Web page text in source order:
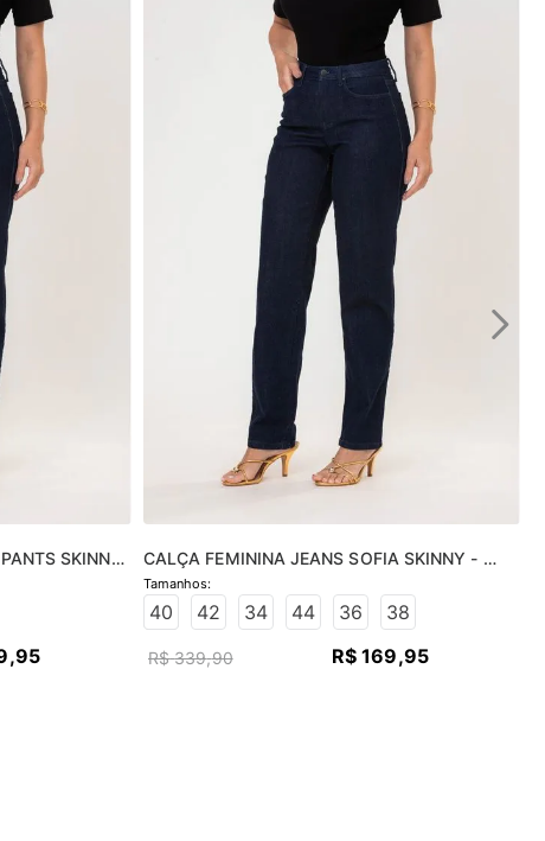
SKINNY
,95
CALÇA FEMININA JEANS SOFIA SKINNY -
JEANS ESCURO
40 42 34 44 36 38
R$ 339,90 R$ 169,95